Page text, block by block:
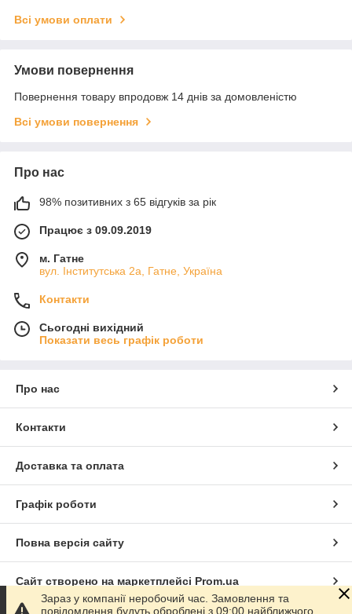
Всі умови оплати
Умови повернення
Повернення товару впродовж 14 днів за домовленістю
Всі умови повернення
Про нас
98% позитивних з 65 відгуків за рік
Працює з 09.09.2019
м. Гатне
вул. Інститутська 2а, Гатне, Україна
Контакти
Сьогодні вихідний
Показати весь графік роботи
Про нас
Контакти
Доставка та оплата
Графік роботи
Повна версія сайту
Сайт створено на маркетплейсі Prom.ua
Зараз у компанії неробочий час. Замовлення та
повідомлення будуть оброблені з 09:00 найближчого